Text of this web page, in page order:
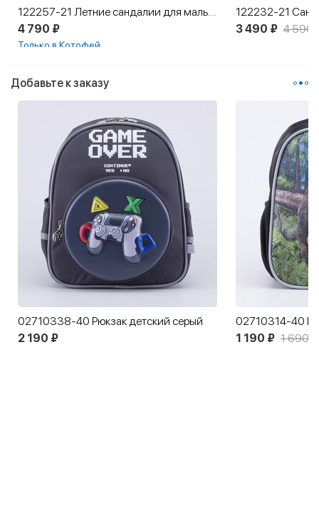
122257-21 Летние сандалии для мальчика
4 790 ₽
Только в Котофей
122232-21
3 490 ₽ 4 590
Добавьте к заказу
02710338-40 Рюкзак детский серый
2 190 ₽
02710314-40
1 190 ₽ 1 690 ₽